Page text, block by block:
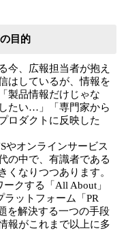
目的
今、広報担当者が抱え
はしているが、情報を
製品情報だけじゃな
たい…」「専門家から
ロダクトに反映した
やオンラインサービス
の中で、有識者である
くなりつつあります。
クする「All About」
ラットフォーム「PR
を解決する一つの手段
報がこれまで以上に多